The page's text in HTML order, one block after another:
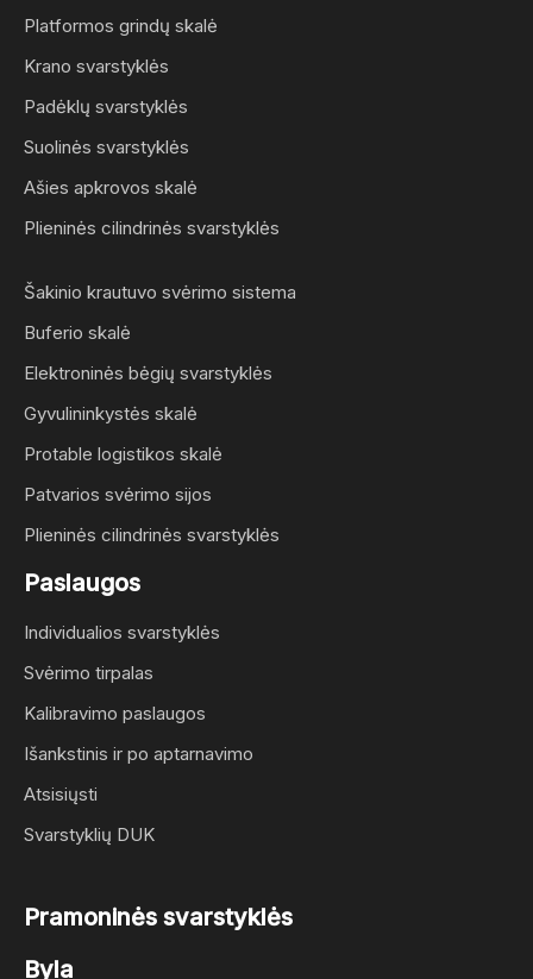
Platformos grindų skalė
Krano svarstyklės
Padėklų svarstyklės
Suolinės svarstyklės
Ašies apkrovos skalė
Plieninės cilindrinės svarstyklės
Šakinio krautuvo svėrimo sistema
Buferio skalė
Elektroninės bėgių svarstyklės
Gyvulininkystės skalė
Protable logistikos skalė
Patvarios svėrimo sijos
Plieninės cilindrinės svarstyklės
Paslaugos
Individualios svarstyklės
Svėrimo tirpalas
Kalibravimo paslaugos
Išankstinis ir po aptarnavimo
Atsisiųsti
Svarstyklių DUK
Pramoninės svarstyklės
Byla